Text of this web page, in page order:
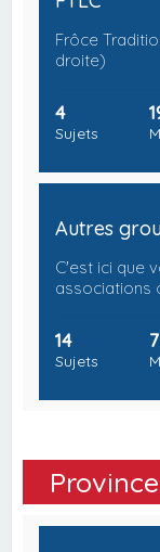
Frôce
droite)
4
Sujets
Autres
C'est ici que
associations
14
Sujets